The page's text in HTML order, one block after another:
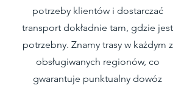
potrzeby klientów i dostarczać
transport dokładnie tam, gdzie jest
potrzebny. Znamy trasy w każdym z
obsługiwanych regionów, co
gwarantuje punktualny dowóz